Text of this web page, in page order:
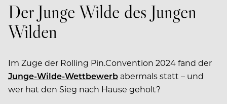
Der Junge Wilde des Jungen
Wilden
Im Zuge der Rolling Pin.Convention 2024 fand der
Junge-Wilde-Wettbewerb abermals statt – und
wer hat den Sieg nach Hause geholt?